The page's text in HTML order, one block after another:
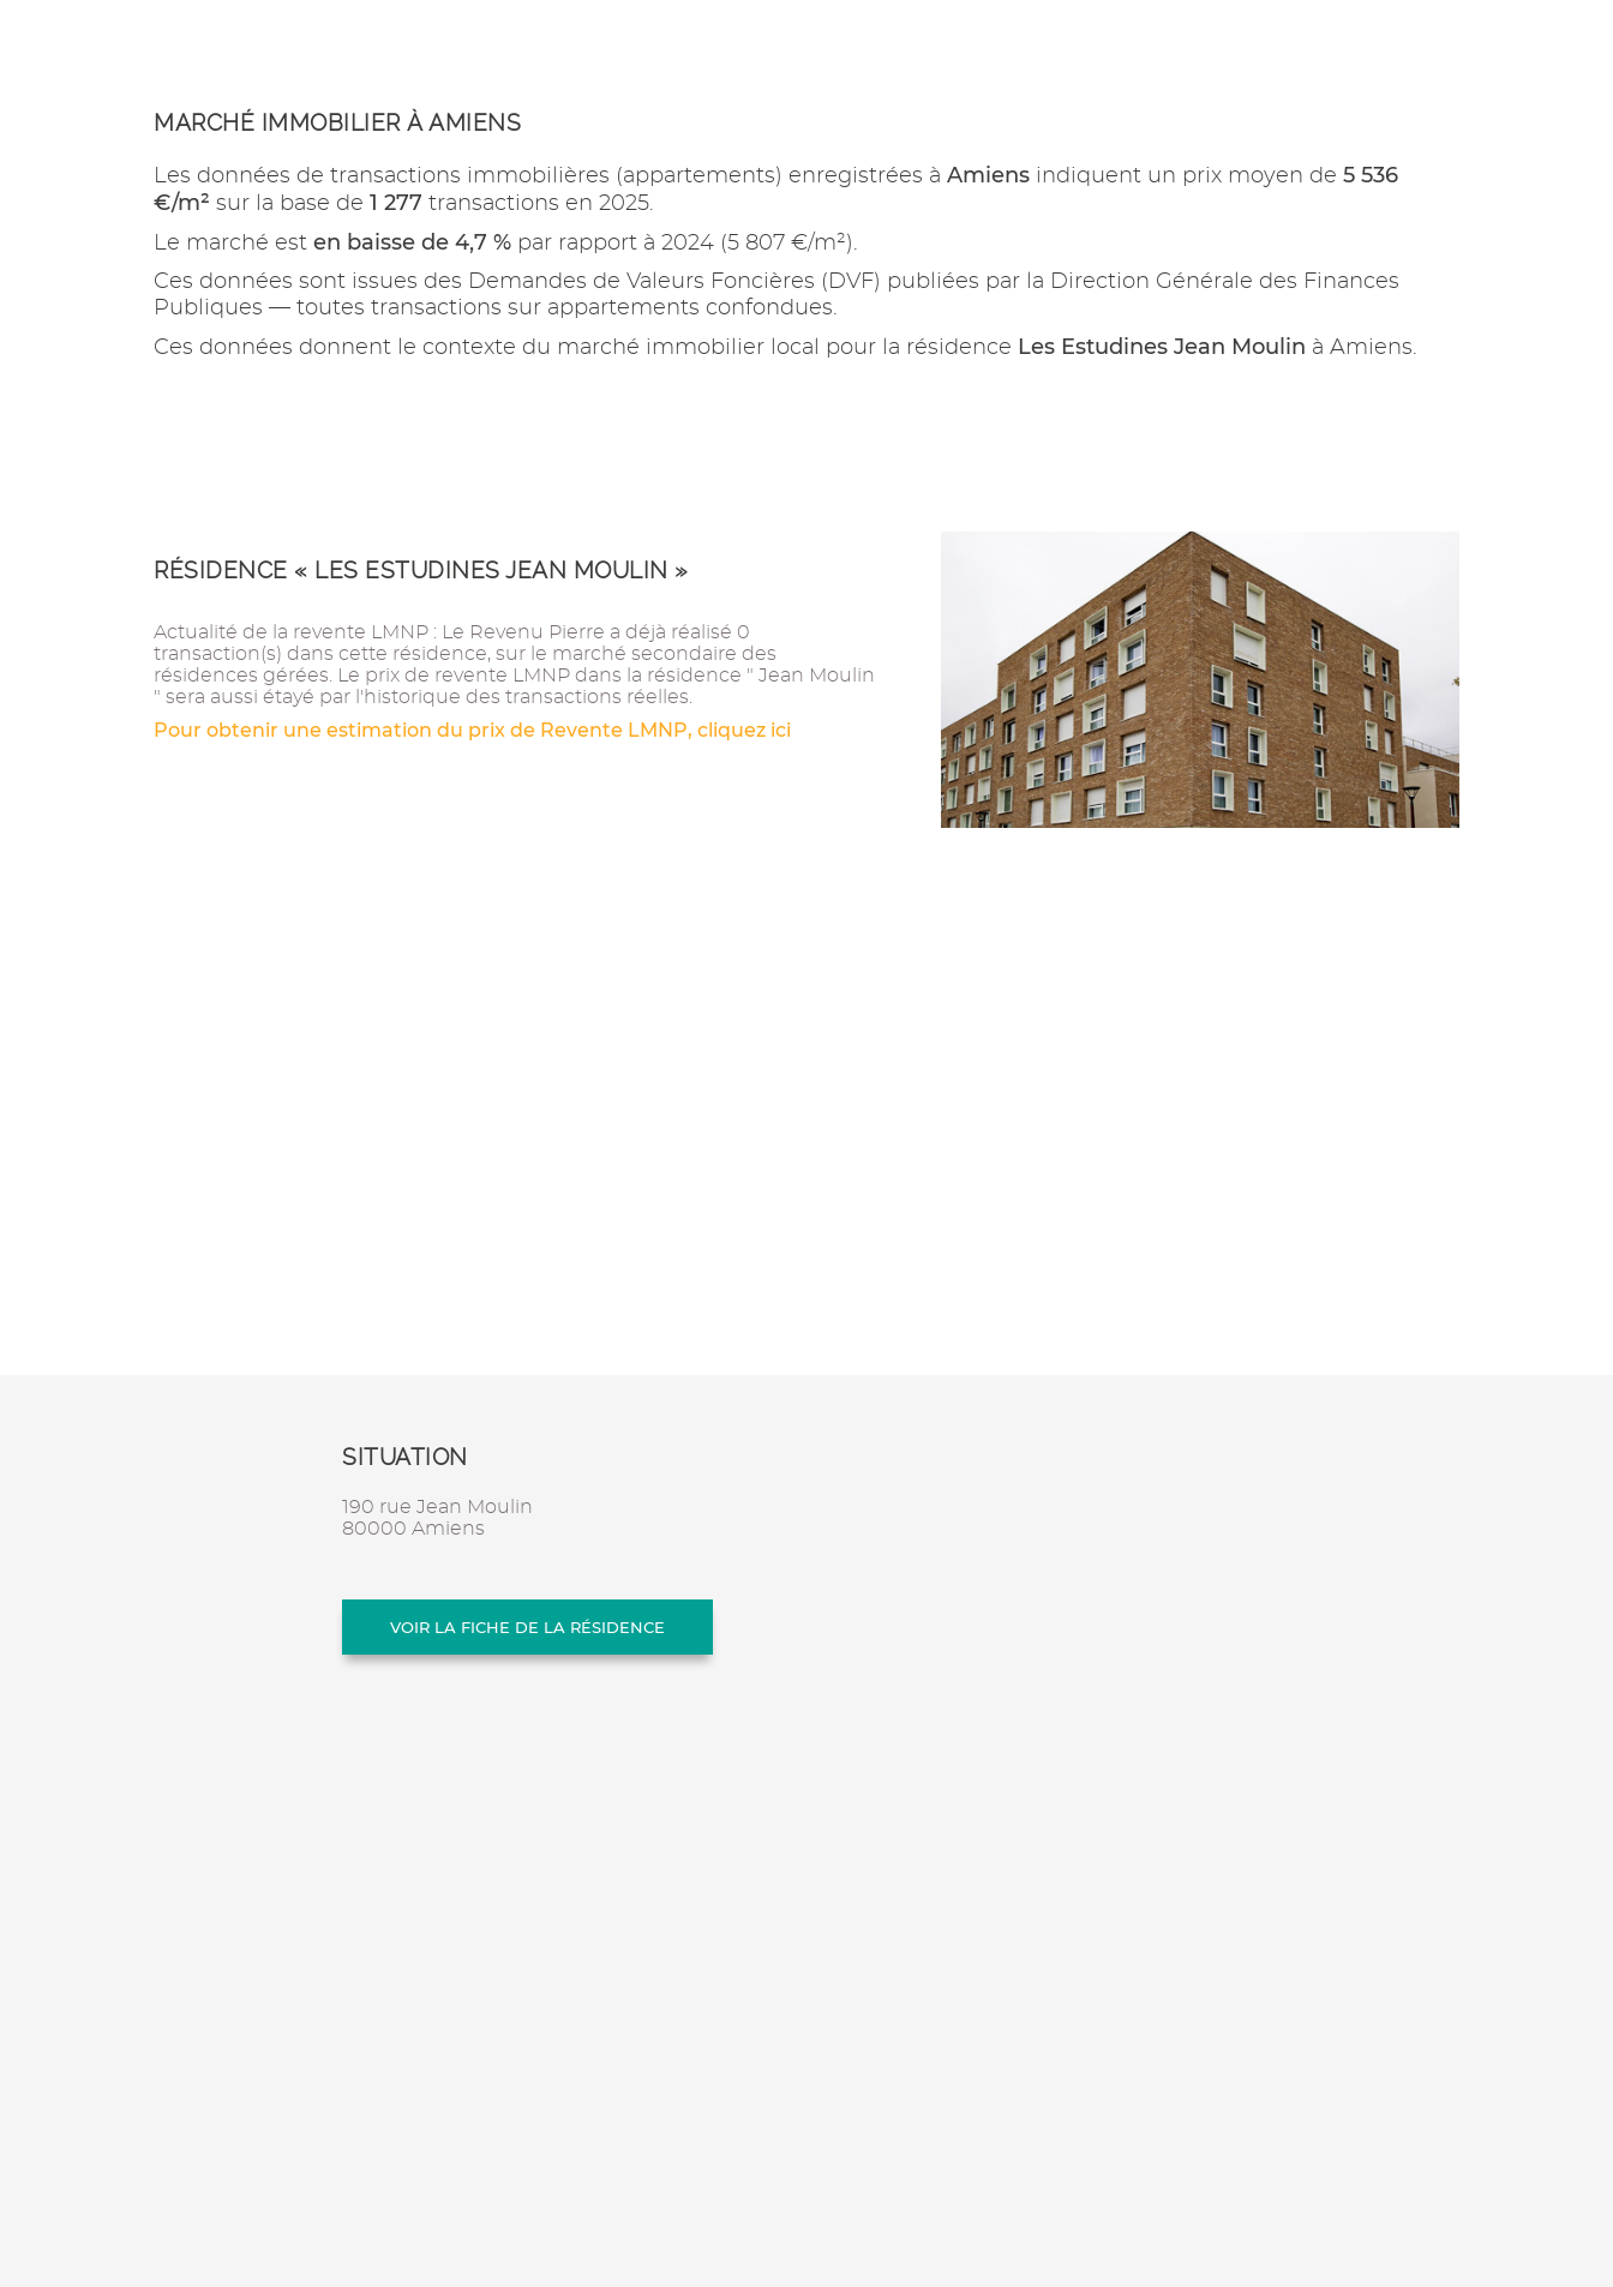
MARCHÉ IMMOBILIER À AMIENS
Les données de transactions immobilières (appartements) enregistrées à Amiens indiquent un prix moyen de 5 536
€/m² sur la base de 1 277 transactions en 2025.
Le marché est en baisse de 4,7 % par rapport à 2024 (5 807 €/m²).
Ces données sont issues des Demandes de Valeurs Foncières (DVF) publiées par la Direction Générale des Finances
Publiques — toutes transactions sur appartements confondues.
Ces données donnent le contexte du marché immobilier local pour la résidence Les Estudines Jean Moulin à Amiens.
RÉSIDENCE « LES ESTUDINES JEAN MOULIN »
Actualité de la revente LMNP : Le Revenu Pierre a déjà réalisé 0
transaction(s) dans cette résidence, sur le marché secondaire des
résidences gérées. Le prix de revente LMNP dans la résidence " Jean Moulin
" sera aussi étayé par l'historique des transactions réelles.
Pour obtenir une estimation du prix de Revente LMNP, cliquez ici
SITUATION
190 rue Jean Moulin
80000 Amiens
VOIR LA FICHE DE LA RÉSIDENCE